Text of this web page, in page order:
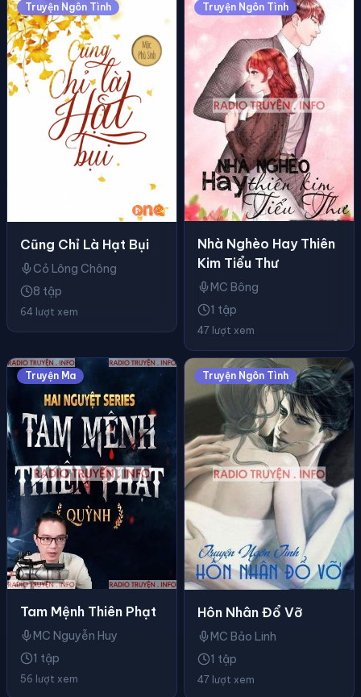
Truyện Ngôn Tình
Cũng Chỉ Là Hạt Bụi
Cỏ Lông Chông
8 tập
64 lượt xem
Truyện Ngôn Tình
Nhà Nghèo Hay Thiên
Kim Tiểu Thư
MC Bông
1 tập
47 lượt xem
Truyện Ma
Tam Mệnh Thiên Phạt
MC Nguyễn Huy
1 tập
56 lượt xem
Truyện Ngôn Tình
Hôn Nhân Đổ Vỡ
MC Bảo Linh
1 tập
47 lượt xem